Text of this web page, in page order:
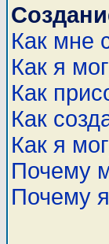
Как мне
Как я
Как
Как
Как я
Почему
Почему